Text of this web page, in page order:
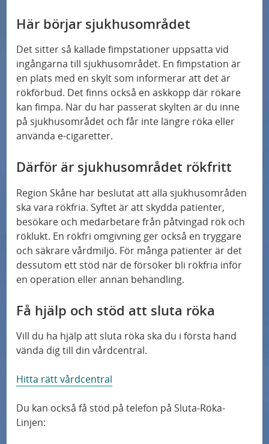
Kontroll av tak med drönare
Här börjar sjukhusområdet
Det sitter så kallade fimpstationer uppsatta vid
ingångarna till sjukhusområdet. En fimpstation är
en plats med en skylt som informerar att det är
rökförbud. Det finns också en askkopp där rökare
kan fimpa. När du har passerat skylten är du inne
på sjukhusområdet och får inte längre röka eller
använda e-cigaretter.
Därför är sjukhusområdet rökfritt
Region Skåne har beslutat att alla sjukhusområden
ska vara rökfria. Syftet är att skydda patienter,
besökare och medarbetare från påtvingad rök och
röklukt. En rökfri omgivning ger också en tryggare
och säkrare vårdmiljö. För många patienter är det
dessutom ett stöd när de försöker bli rökfria inför
en operation eller annan behandling.
Få hjälp och stöd att sluta röka
Vill du ha hjälp att sluta röka ska du i första hand
vända dig till din vårdcentral.
Hitta rätt vårdcentral
Du kan också få stöd på telefon på Sluta-Röka-
Linjen: